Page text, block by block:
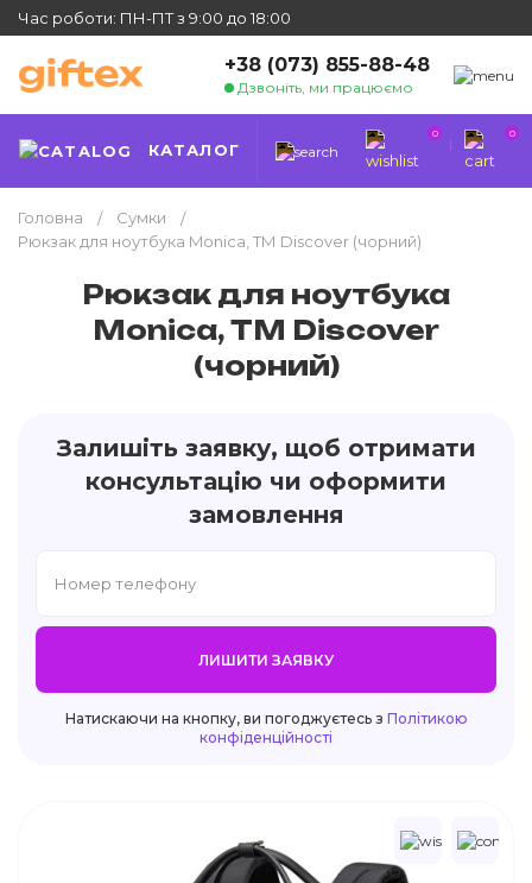
Час роботи: ПН-ПТ з 9:00 до 18:00
+38 (073) 855-88-48
Дзвоніть, ми працюємо
КАТАЛОГ
0 0
Головна
Сумки
Рюкзак для ноутбука Monica, ТМ Discover (чорний)
Рюкзак для ноутбука
Monica, ТМ Discover
(чорний)
Залишіть заявку, щоб отримати
консультацію чи оформити
замовлення
ЛИШИТИ ЗАЯВКУ
Натискаючи на кнопку, ви погоджуєтесь з Політикою
конфіденційності